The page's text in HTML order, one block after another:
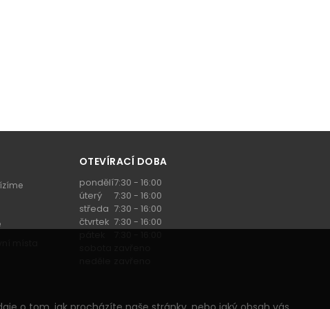
OTEVÍRACÍ DOBA
pondělí7:30 - 16:00
úterý
7:30 - 16:00
středa 7:30 - 16:00
čtvrtek 7:30 - 16:00